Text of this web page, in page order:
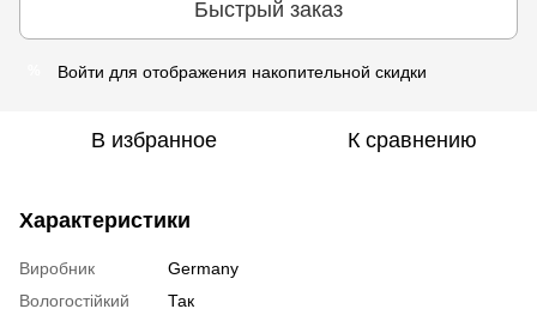
Быстрый заказ
Войти для отображения накопительной скидки
В избранное К сравнению
Характеристики
Виробник
Germany
Вологостійкий
Так